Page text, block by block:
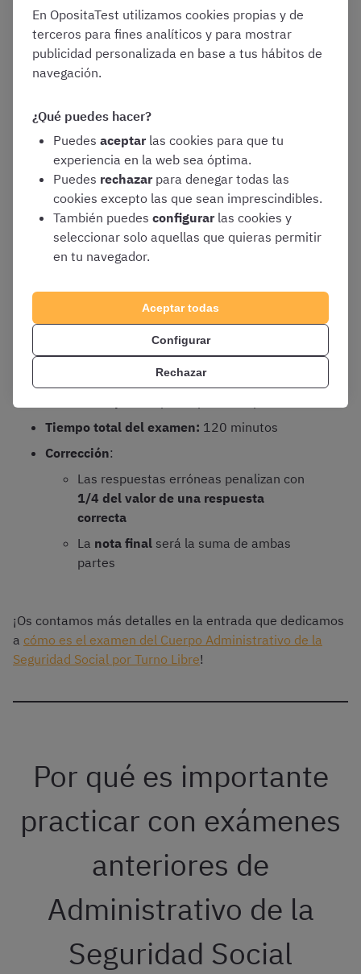
único ejercicio obligatorio y eliminatorio​:
Estructura del examen
programa detallado en el anexo II de la
convocatoria
3 preguntas adicionales de reserva
Se calificará de0 a 50 puntos(mínimo
de25 puntospara corregir la segunda
parte)
Resolución de un caso práctico con 15
3 preguntas adicionales de reserva
Tiempo total del examen: 120 minutos
Corrección:
Las respuestas erróneas penalizan con
1/4 del valor de una respuesta
correcta
La nota final será la suma de ambas
partes
¡Os contamos más detalles en la entrada que dedicamos
a cómo es el examen del Cuerpo Administrativo de la
Seguridad Social por Turno Libre!
Por qué es importante
practicar con exámenes
anteriores de
Administrativo de la
Seguridad Social
En OpositaTest utilizamos cookies propias y de
terceros para fines analíticos y para mostrar
publicidad personalizada en base a tus hábitos de
navegación.
¿Qué puedes hacer?
Puedes aceptar las cookies para que tu
experiencia en la web sea óptima.
Puedes rechazar para denegar todas las
cookies excepto las que sean imprescindibles.
También puedes configurar las cookies y
seleccionar solo aquellas que quieras permitir
en tu navegador.
Aceptar todas
Configurar
Rechazar